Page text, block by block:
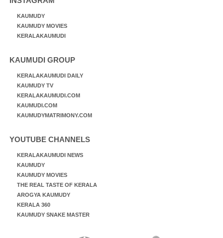
KAUMUDY
KAUMUDY MOVIES
KERALAKAUMUDI
KAUMUDI GROUP
KERALAKAUMUDI DAILY
KAUMUDY TV
KERALAKAUMUDI.COM
KAUMUDI.COM
KAUMUDYMATRIMONY.COM
YOUTUBE CHANNELS
KERALAKAUMUDI NEWS
KAUMUDY
KAUMUDY MOVIES
THE REAL TASTE OF KERALA
AROGYA KAUMUDY
KERALA 360
KAUMUDY SNAKE MASTER